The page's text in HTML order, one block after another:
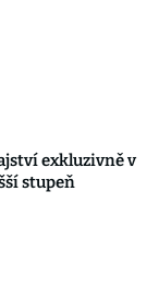
exkluzivně v
stupeň